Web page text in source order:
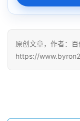
原创文章，作者：百
https://